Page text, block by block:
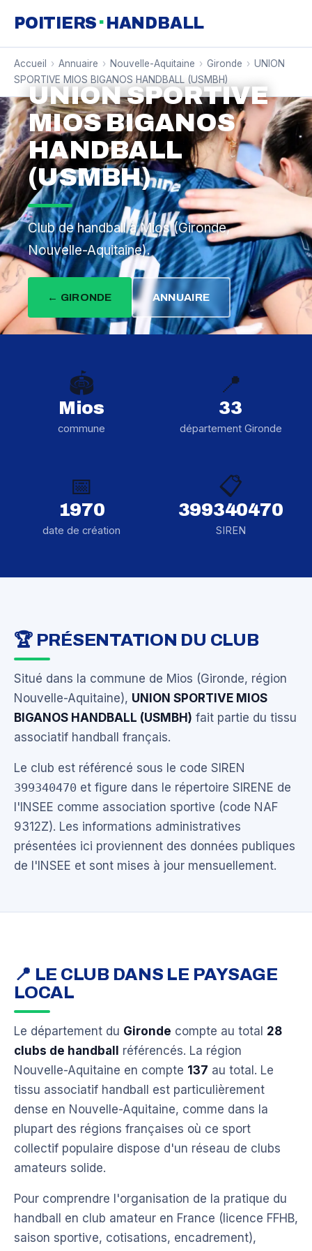
POITIERS · HANDBALL
Accueil › Annuaire › Nouvelle-Aquitaine › Gironde › UNION
SPORTIVE MIOS BIGANOS HANDBALL (USMBH)
UNION SPORTIVE
MIOS BIGANOS
HANDBALL
(USMBH)
Club de handball à Mios (Gironde,
Nouvelle-Aquitaine).
← GIRONDE ANNUAIRE
🏟️
Mios
commune
📍
33
département Gironde
📅
1970
date de création
📋
399340470
SIREN
🏆 PRÉSENTATION DU CLUB
Situé dans la commune de Mios (Gironde, région
Nouvelle-Aquitaine), UNION SPORTIVE MIOS
BIGANOS HANDBALL (USMBH) fait partie du tissu
associatif handball français.
Le club est référencé sous le code SIREN
399340470 et figure dans le répertoire SIRENE de
l'INSEE comme association sportive (code NAF
9312Z). Les informations administratives
présentées ici proviennent des données publiques
de l'INSEE et sont mises à jour mensuellement.
📍 LE CLUB DANS LE PAYSAGE
LOCAL
Le département du Gironde compte au total 28
clubs de handball
référencés. La région
Nouvelle-Aquitaine en compte 137 au total. Le
tissu associatif handball est particulièrement
dense en Nouvelle-Aquitaine, comme dans la
plupart des régions françaises où ce sport
collectif populaire dispose d'un réseau de clubs
amateurs solide.
Pour comprendre l'organisation de la pratique du
handball en club amateur en France (licence FFHB,
saison sportive, cotisations, encadrement),